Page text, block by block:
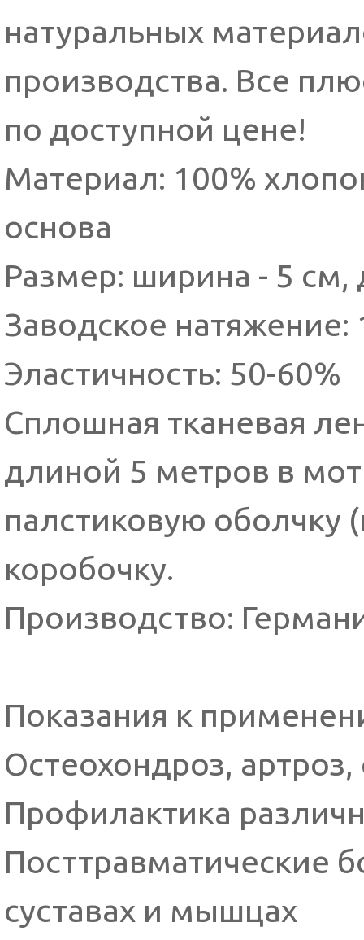
натуральных
производства. Все
по доступной цене!
Материал: 100%
основа
Размер: ширина - 5 см,
Заводское натяжение:
Эластичность: 50-60%
Сплошная тканевая
длиной 5 метров в
палстиковую оболчку
коробочку.
Производство:
Показания к
Остеохондроз, артроз,
Профилактика
Посттравматические
суставах и мышцах